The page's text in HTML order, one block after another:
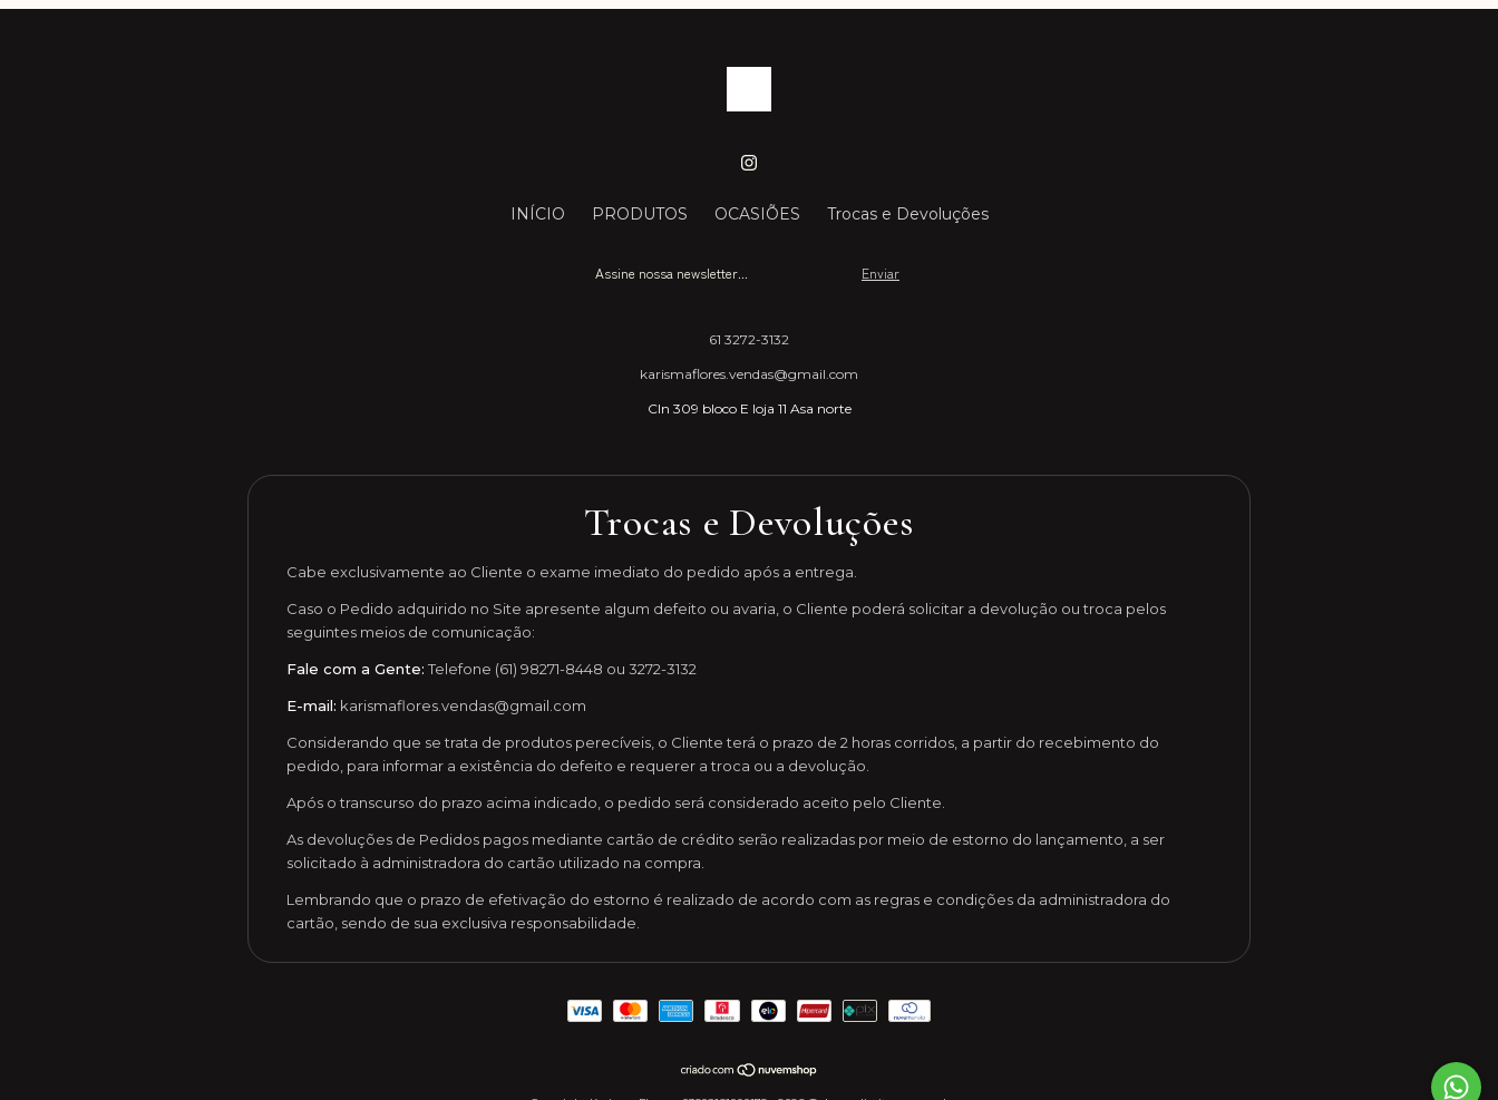
INÍCIO PRODUTOS OCASIÕES Trocas e Devoluções
61 3272-3132
karismaflores.vendas@gmail.com
Cln 309 bloco E loja 11 Asa norte
Trocas e Devoluções
Cabe exclusivamente ao Cliente o exame imediato do pedido após a entrega.
Caso o Pedido adquirido no Site apresente algum defeito ou avaria, o Cliente poderá solicitar a devolução ou troca pelos
seguintes meios de comunicação:
Fale com a Gente:Telefone (61) 98271-8448 ou 3272-3132
E-mail: karismaflores.vendas@gmail.com
Considerando que se trata de produtos perecíveis, o Cliente terá o prazo de 2 horas corridos, a partir do recebimento do
pedido, para informar a existência do defeito e requerer a troca ou a devolução.
Após o transcurso do prazo acima indicado, o pedido será considerado aceito pelo Cliente.
As devoluções de Pedidos pagos mediante cartão de crédito serão realizadas por meio de estorno do lançamento, a ser
solicitado à administradora do cartão utilizado na compra.
Lembrando que o prazo de efetivação do estorno é realizado de acordo com as regras e condições da administradora do
cartão, sendo de sua exclusiva responsabilidade.